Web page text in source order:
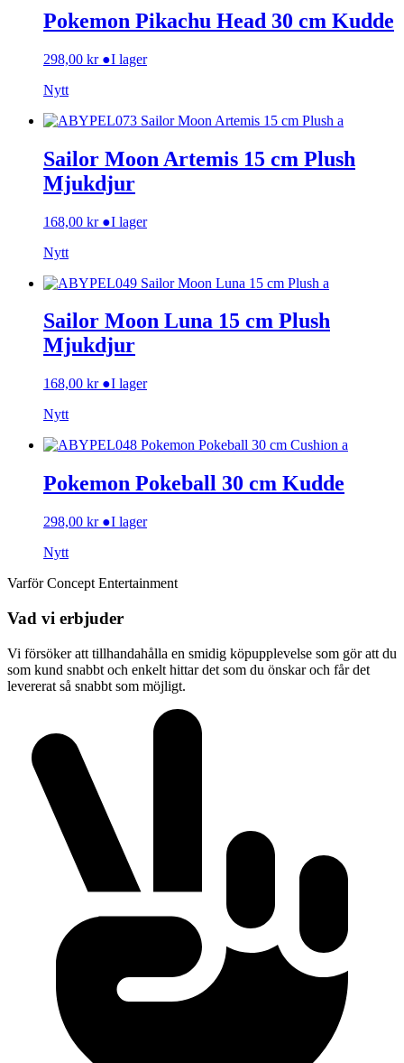
Pokemon Pikachu Head 30 cm Kudde
298,00 kr ●I lager
Nytt
Sailor Moon Artemis 15 cm Plush
Mjukdjur
168,00 kr ●I lager
Nytt
Sailor Moon Luna 15 cm Plush
Mjukdjur
168,00 kr ●I lager
Nytt
Pokemon Pokeball 30 cm Kudde
298,00 kr ●I lager
Nytt
Varför Concept Entertainment
Vad vi erbjuder
Vi försöker att tillhandahålla en smidig köpupplevelse som gör att du
som kund snabbt och enkelt hittar det som du önskar och får det
levererat så snabbt som möjligt.